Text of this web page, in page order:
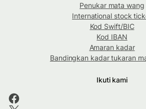
Penukar mata wang
International stock
Kod Swift/BIC
Kod IBAN
Amaran kadar
Bandingkan kadar tukaran
Ikuti kami